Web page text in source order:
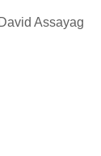
Assayag